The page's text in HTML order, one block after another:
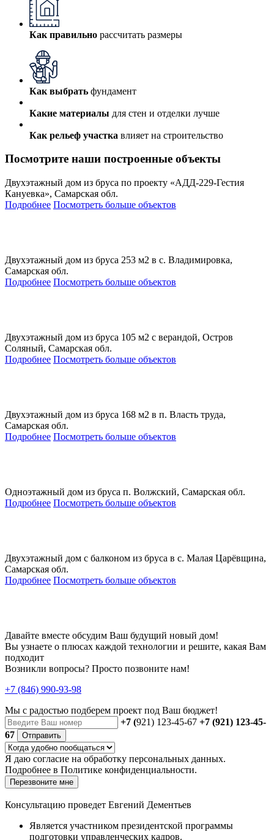
Как правильно рассчитать размеры
Как выбрать фундамент
Какие материалы для стен и отделки лучше
Как рельеф участка влияет на строительство
Посмотрите наши построенные объекты
Двухэтажный дом из бруса по проекту «АДД-229-Гестия
Кануевка», Самарская обл.
Подробнее Посмотреть больше объектов
Двухэтажный дом из бруса 253 м2 в с. Владимировка,
Самарская обл.
Подробнее Посмотреть больше объектов
Двухэтажный дом из бруса 105 м2 с верандой, Остров
Соляный, Самарская обл.
Подробнее Посмотреть больше объектов
Двухэтажный дом из бруса 168 м2 в п. Власть труда,
Самарская обл.
Подробнее Посмотреть больше объектов
Одноэтажный дом из бруса п. Волжский, Самарская обл.
Подробнее Посмотреть больше объектов
Двухэтажный дом с балконом из бруса в с. Малая Царёвщина,
Самарская обл.
Подробнее Посмотреть больше объектов
Давайте вместе обсудим Ваш будущий новый дом!
Вы узнаете о плюсах каждой технологии и решите, какая Вам
подходит
Возникли вопросы? Просто позвоните нам!
+7 (846) 990-93-98
Мы с радостью подберем проект под Ваш бюджет!
+7 (921) 123-45-67 +7 (921) 123-45-
67
Отправить
Я даю согласие на обработку персональных данных.
Подробнее в Политике конфиденциальности.
Перезвоните мне
Консультацию проведет Евгений Дементьев
Является участником президентской программы
подготовки управленческих кадров.